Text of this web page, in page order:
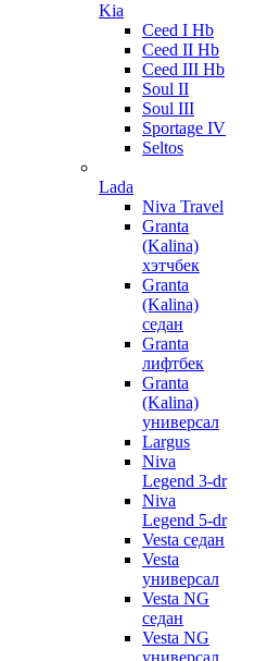
Kia
Ceed I Hb
Ceed II Hb
Ceed III Hb
Soul II
Soul III
Sportage IV
Seltos
Lada
Niva Travel
Granta
(Kalina)
хэтчбек
Granta
(Kalina)
седан
Granta
лифтбек
Granta
(Kalina)
универсал
Largus
Niva
Legend 3-dr
Niva
Legend 5-dr
Vesta седан
Vesta
универсал
Vesta NG
седан
Vesta NG
универсал